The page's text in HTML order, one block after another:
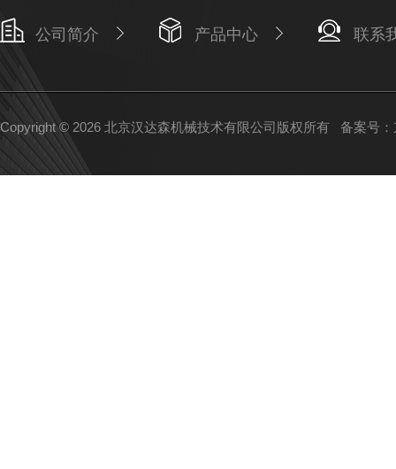
公司简介 产品中心 联系
Copyright © 2026 北京汉达森机械技术有限公司版权所有 备案号：